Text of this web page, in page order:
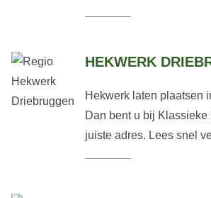
HEKWERK
Hekwerk laten plaatsen
Dan bent u bij
juiste adres. Lees snel